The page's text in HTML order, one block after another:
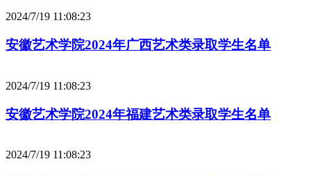
2024/7/19 11:08:23
安徽艺术学院2024年广西艺术类录取学生名单
2024/7/19 11:08:23
安徽艺术学院2024年福建艺术类录取学生名单
2024/7/19 11:08:23